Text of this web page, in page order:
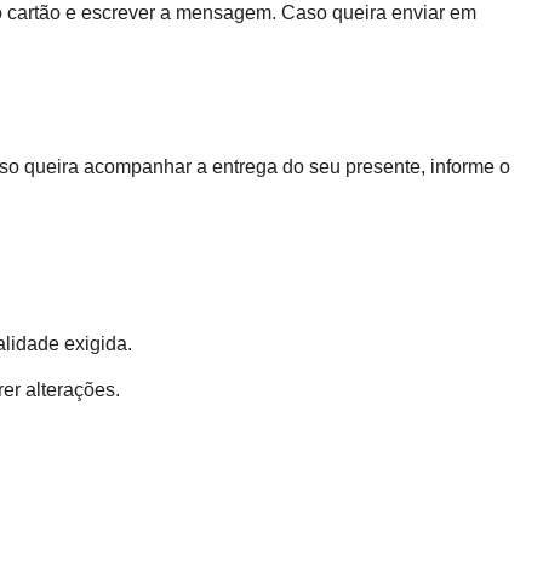
e escrever a mensagem. Caso queira enviar em
queira acompanhar a entrega do seu presente, informe o
exigida.
alterações.